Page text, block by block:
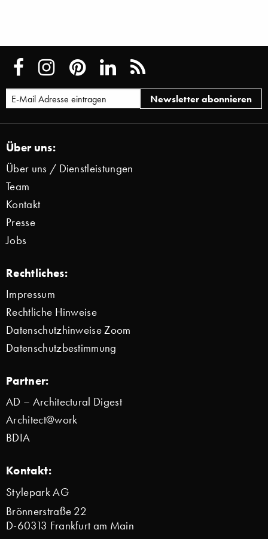
Über uns:
Über uns / Dienstleistungen
Team
Kontakt
Presse
Jobs
Rechtliches:
Impressum
Rechtliche Hinweise
Datenschutzhinweise Zoom
Datenschutzbestimmung
Partner:
AD – Architectural Digest
Architect@work
BDIA
Kontakt:
Stylepark AG
Brönnerstraße 22
D-60313 Frankfurt am Main